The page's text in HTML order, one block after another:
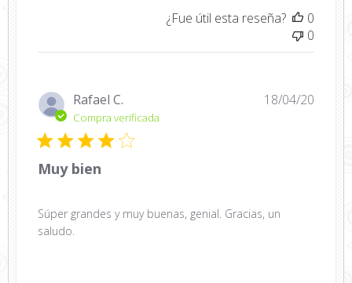
¿Fue útil esta reseña?
0
0
Rafael C.
Compra verificada
Muy bien
Súper grandes y muy buenas, genial. Gracias, un
saludo.
18/04/20